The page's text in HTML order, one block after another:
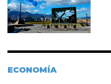
ECONOMÍA